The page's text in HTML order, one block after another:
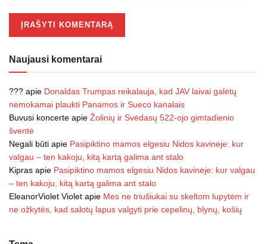
Naujausi komentarai
??? apie Donaldas Trumpas reikalauja, kad JAV laivai galėtų
nemokamai plaukti Panamos ir Sueco kanalais
Buvusi koncerte apie Žolinių ir Svėdasų 522-ojo gimtadienio
šventė
Negali būti apie Pasipiktino mamos elgesiu Nidos kavinėje: kur
valgau – ten kakoju, kitą kartą galima ant stalo
Kipras apie Pasipiktino mamos elgesiu Nidos kavinėje: kur valgau
– ten kakoju, kitą kartą galima ant stalo
EleanorViolet Violet apie Mes ne triušiukai su skeltom lupytėm ir
ne ožkytės, kad salotų lapus valgyti prie cepelinų, blynų, košių